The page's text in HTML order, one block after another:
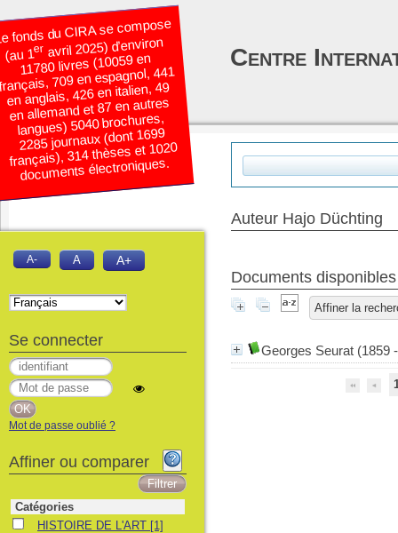
Auteur Hajo Düchting
Documents
Affiner la
Georges Seurat (1859
fonds du CIRA se compose
(au 1eravril 2025) d’environ
11780 livres (10059 en
709 en espagnol, 441
en anglais, 426 en italien, 49
en allemand et 87 en autres
langues) 5040 brochures,
2285 journaux (dont 1699
français), 314 thèses et 1020
documents électroniques.
Centre
A- A A+
Se connecter
Mot de passe oublié ?
Affiner ou comparer
Catégories
HISTOIRE DE L'ART
HISTOIRE DE L'ART [1]